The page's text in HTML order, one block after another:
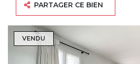
PARTAGER CE BIEN
VENDU